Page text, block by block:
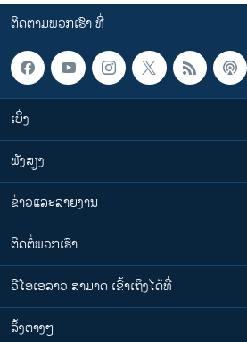
ຕິດຕາມພວກເຮົາ ທີ່
ເບິ່ງ
ຟັງສຽງ
ຂ່າວແລະລາຍງານ
ຕິດຕໍ່ພວກເຮົາ
ວີໂອເອລາວ ສາມາດ ເຂົ້າເຖິງໄດ້ທີ່
​ລິ້ງ​ຕ່າງໆ